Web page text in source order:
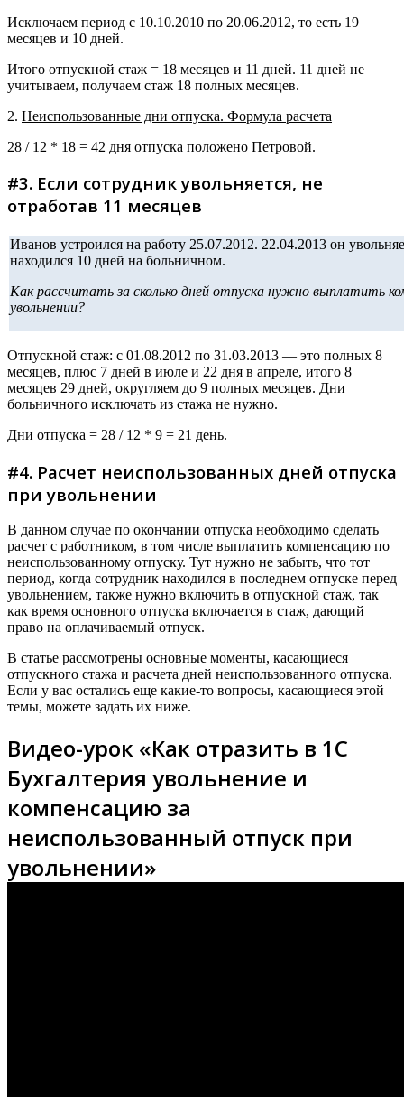
Исключаем период с 10.10.2010 по 20.06.2012, то есть 19
месяцев и 10 дней.
Итого отпускной стаж = 18 месяцев и 11 дней. 11 дней не
учитываем, получаем стаж 18 полных месяцев.
2. Неиспользованные дни отпуска. Формула расчета
28 / 12 * 18 = 42 дня отпуска положено Петровой.
#3. Если сотрудник увольняется, не
отработав 11 месяцев
Иванов устроился на работу 25.07.2012. 22.04.2013 он
находился 10 дней на больничном.
Как рассчитать за сколько дней отпуска нужно выплатить
увольнении?
Отпускной стаж: с 01.08.2012 по 31.03.2013 — это полных 8
месяцев, плюс 7 дней в июле и 22 дня в апреле, итого 8
месяцев 29 дней, округляем до 9 полных месяцев. Дни
больничного исключать из стажа не нужно.
Дни отпуска = 28 / 12 * 9 = 21 день.
#4. Расчет неиспользованных дней отпуска
при увольнении
В данном случае по окончании отпуска необходимо сделать
расчет с работником, в том числе выплатить компенсацию по
неиспользованному отпуску. Тут нужно не забыть, что тот
период, когда сотрудник находился в последнем отпуске перед
увольнением, также нужно включить в отпускной стаж, так
как время основного отпуска включается в стаж, дающий
право на оплачиваемый отпуск.
В статье рассмотрены основные моменты, касающиеся
отпускного стажа и расчета дней неиспользованного отпуска.
Если у вас остались еще какие-то вопросы, касающиеся этой
темы, можете задать их ниже.
Видео-урок «Как отразить в 1С
Бухгалтерия увольнение и
компенсацию за
неиспользованный отпуск при
увольнении»